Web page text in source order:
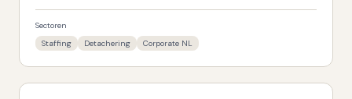
Sectoren
Staffing
Detachering Corporate NL